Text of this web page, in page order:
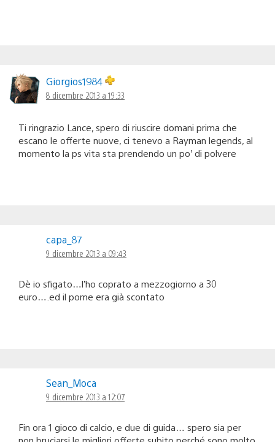
Giorgios1984
8 dicembre 2013 a 19:33
Ti ringrazio Lance, spero di riuscire domani prima che
escano le offerte nuove, ci tenevo a Rayman legends, al
momento la ps vita sta prendendo un po’ di polvere
capa_87
9 dicembre 2013 a 09:43
Dè io sfigato…l’ho coprato a mezzogiorno a 30
euro….ed il pome era già scontato
Sean_Moca
9 dicembre 2013 a 12:07
Fin ora 1 gioco di calcio, e due di guida… spero sia per